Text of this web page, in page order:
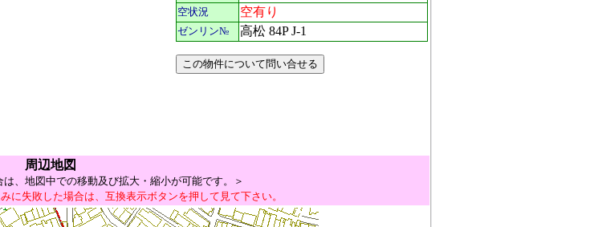
空状況 空有り
ゼンリン№ 高松 84P J-1
周辺地図
は、地図中での移動及び拡大・縮小が可能です。＞
失敗した場合は、互換表示ボタンを押して見て下さい。